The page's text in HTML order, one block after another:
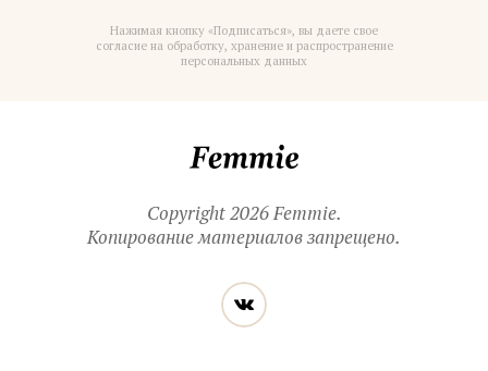
Нажимая кнопку «Подписаться», вы даете свое
согласие на обработку, хранение и распространение
персональных данных
Copyright 2026 Femmie.
Копирование материалов запрещено.
Читайте
нас
в социальных